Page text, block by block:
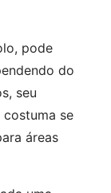
pode
do
seu
se
áreas